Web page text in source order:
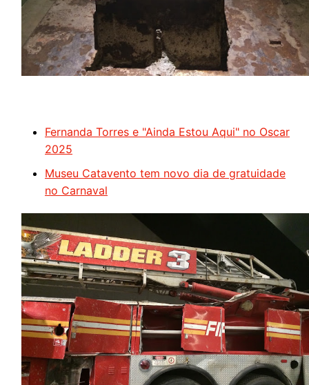
Fernanda Torres e "Ainda Estou Aqui" no Oscar
2025
Museu Catavento tem novo dia de gratuidade
no Carnaval